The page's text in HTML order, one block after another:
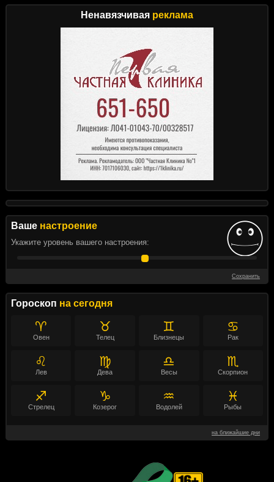
Ненавязчивая реклама
Ваше настроение
Укажите уровень вашего настроения:
Сохранить
Гороскоп на сегодня
♈
Овен
♉
Телец
♊
Близнецы
♋
Рак
♌
Лев
♍
Дева
♎
Весы
♏
Скорпион
♐
Стрелец
♑
Козерог
♒
Водолей
♓
Рыбы
на ближайшие дни